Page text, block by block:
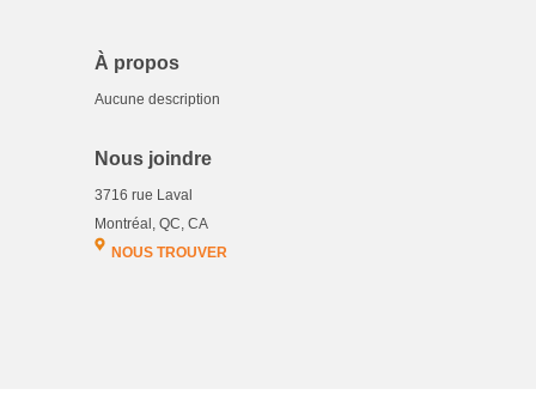
À propos
Aucune description
Nous joindre
3716 rue Laval
Montréal, QC, CA
NOUS TROUVER